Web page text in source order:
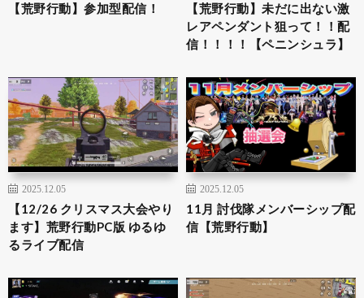
【荒野行動】参加型配信！
【荒野行動】未だに出ない激
レアペンダント狙って！！配
信！！！！【ペニンシュラ】
2025.12.05
【12/26 クリスマス大会やり
ます】荒野行動PC版 ゆるゆ
るライブ配信
2025.12.05
11月 討伐隊メンバーシップ配
信【荒野行動】